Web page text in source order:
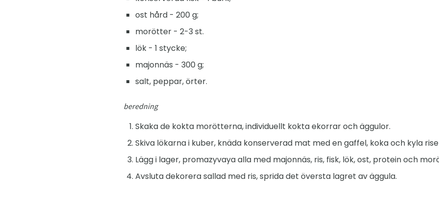
ost hård - 200 g;
morötter - 2-3 st.
lök - 1 stycke;
majonnäs - 300 g;
salt, peppar, örter.
beredning
Skaka de kokta morötterna, individuellt kokta ekorrar och äggulor.
Skiva lökarna i kuber, knäda konserverad mat med en gaffel, koka och kyla
Lägg i lager, promazyvaya alla med majonnäs, ris, fisk, lök, ost, protein och
Avsluta dekorera sallad med ris, sprida det översta lagret av äggula.